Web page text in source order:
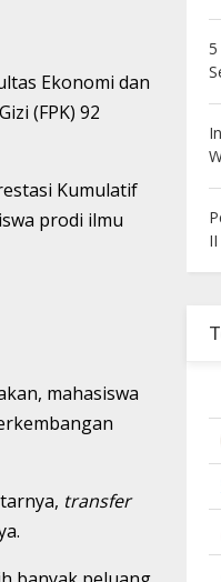
Ekonomi dan
(FPK) 92
Kumulatif
prodi ilmu
mahasiswa
transfer